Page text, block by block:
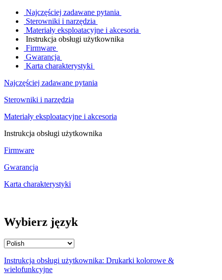
Najczęściej zadawane pytania
Sterowniki i narzędzia
Materiały eksploatacyjne i akcesoria
Instrukcja obsługi użytkownika
Firmware
Gwarancja
Karta charakterystyki
Najczęściej zadawane pytania
Sterowniki i narzędzia
Materiały eksploatacyjne i akcesoria
Instrukcja obsługi użytkownika
Firmware
Gwarancja
Karta charakterystyki
Wybierz język
Instrukcja obsługi użytkownika: Drukarki kolorowe &
wielofunkcyjne